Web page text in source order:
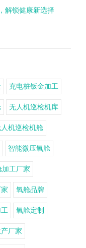
解锁健康新选择
充电桩钣金加工
无人机巡检机库
机巡检机舱
智能微压氧舱
加工厂家
氧舱品牌
氧舱定制
厂家